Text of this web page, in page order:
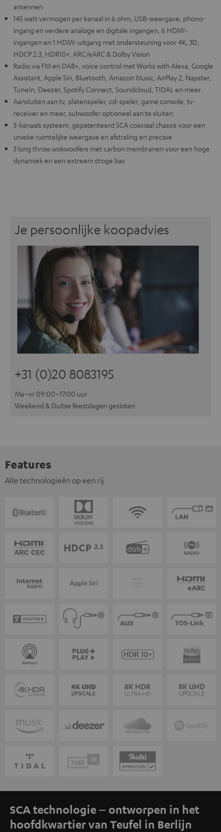
antennen
145 watt vermogen per kanaal in 6 ohm, USB-weergave, phono-
ingang en verdere analoge en digitale ingangen, 6 HDMI-
ingangen en 1 HDMI-uitgang met ondersteuning voor 4K, 3D,
HDCP 2.3, HDR10+, ARC/eARC & Dolby Vision
Radio via FM en DAB+, voice control met Works with Alexa, Google
Assistant, Apple Siri, Bluetooth, Amazon Music, AirPlay 2, Napster,
TuneIn, Deezer, Spotify Connect, Soundcloud, TIDAL en meer
Aansluiten aan tv, platenspeler, cd-speler, game console, tv-
receiver en meer, subwoofer optioneel aan te sluiten
3-kanaals systeem, gepatenteerd SCA coaxiaal chassis voor een
unieke ruimtelijke weergave en afstraling en precisie
3 long throw wokwoofers met carbon membranen voor een hoge
dynamiek en een extreem droge bas
Je persoonlijke koopadvies
+31 (0)20 8083195
Ma–vr 09:00–17:00 uur
Weekend & Duitse feestdagen gesloten
Features
Alle technologieën op een rij
SCA technologie – ontworpen in het
hoofdkwartier van Teufel in Berlijn